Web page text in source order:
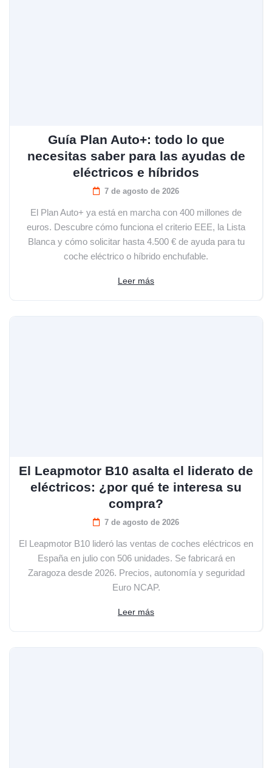
Guía Plan Auto+: todo lo que
necesitas saber para las ayudas de
eléctricos e híbridos
7 de agosto de 2026
El Plan Auto+ ya está en marcha con 400 millones de
euros. Descubre cómo funciona el criterio EEE, la Lista
Blanca y cómo solicitar hasta 4.500 € de ayuda para tu
coche eléctrico o híbrido enchufable.
Leer más
El Leapmotor B10 asalta el liderato de
eléctricos: ¿por qué te interesa su
compra?
7 de agosto de 2026
El Leapmotor B10 lideró las ventas de coches eléctricos en
España en julio con 506 unidades. Se fabricará en
Zaragoza desde 2026. Precios, autonomía y seguridad
Euro NCAP.
Leer más